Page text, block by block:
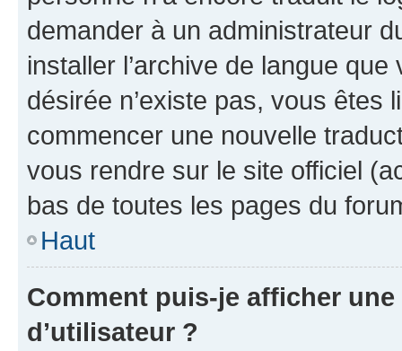
demander à un administrateur
installer l’archive de langue
désirée n’existe pas, vous êtes
commencer une nouvelle
vous rendre sur le site officiel
bas de toutes les pages du
Haut
Comment puis-je afficher
d’utilisateur ?